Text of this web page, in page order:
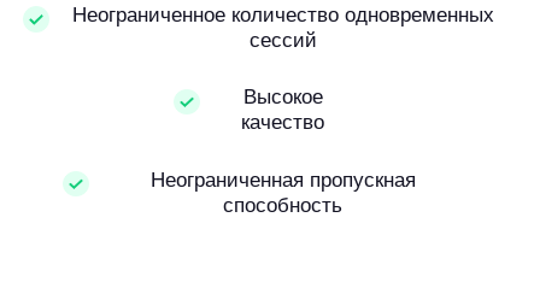
Неограниченное количество одновременных
сессий
Высокое
качество
Неограниченная пропускная
способность